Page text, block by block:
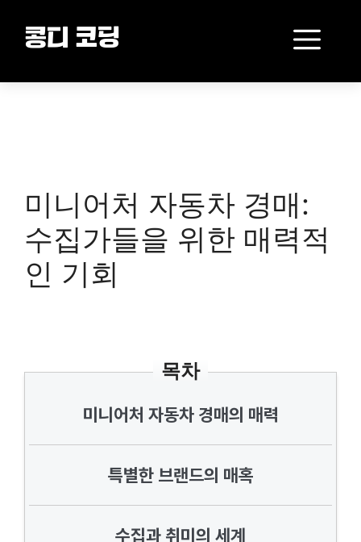
content콩디 코딩
미니어처 자동차 경매:
수집가들을 위한 매력적
인 기회
목차
미니어처 자동차 경매의 매력
특별한 브랜드의 매혹
수집과 취미의 세계